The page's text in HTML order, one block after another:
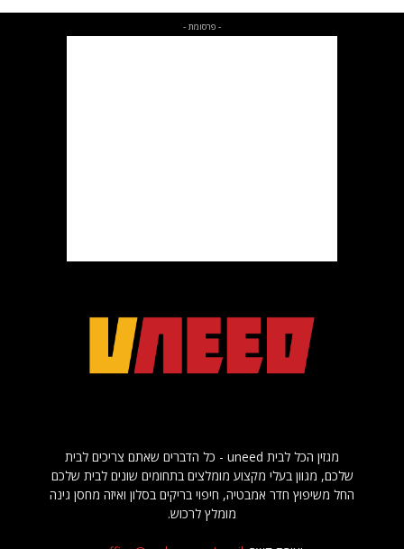
- פרסומת -
מגזין הכל לבית uneed - כל הדברים שאתם צריכים לבית
שלכם, מגוון בעלי מקצוע מומלצים בתחומים שונים לבית שלכם
החל משיפוץ חדר אמבטיה, חיפוי בריקים בסלון ואיזה מחסן גינה
מומלץ לרכוש.